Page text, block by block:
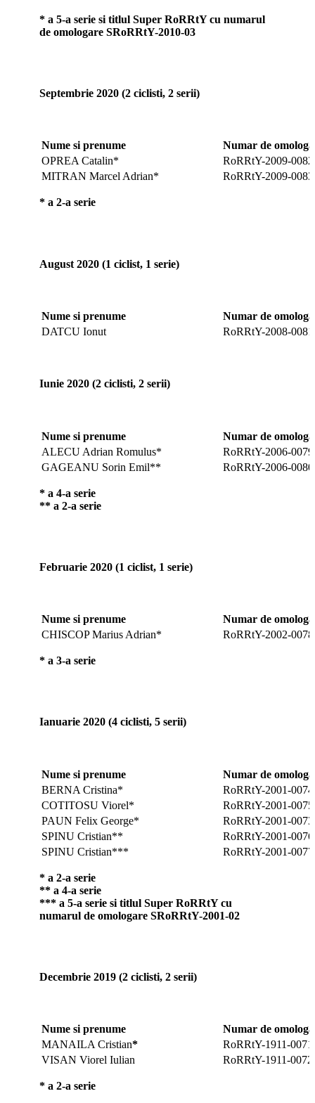
* a 5-a serie si titlul Super RoRRtY cu numarul
de omologare SRoRRtY-2010-03
Septembrie 2020 (2 ciclisti, 2 serii)
Nume si prenume
Numar de
OPREA Catalin*
RoRRtY-2009-0082
MITRAN Marcel Adrian*
RoRRtY-2009-0083
* a 2-a serie
August 2020 (1 ciclist, 1 serie)
Nume si prenume
Numar de
DATCU Ionut
RoRRtY-2008-0081
Iunie 2020 (2 ciclisti, 2 serii)
Nume si prenume
Numar de
ALECU Adrian Romulus*
RoRRtY-2006-0079
GAGEANU Sorin Emil**
RoRRtY-2006-0080
* a 4-a serie
** a 2-a serie
Februarie 2020 (1 ciclist, 1 serie)
Nume si prenume
Numar de
CHISCOP Marius Adrian*
RoRRtY-2002-0078
* a 3-a serie
Ianuarie 2020 (4 ciclisti, 5 serii)
Nume si prenume
Numar de
BERNA Cristina*
RoRRtY-2001-0074
COTITOSU Viorel*
RoRRtY-2001-0075
PAUN Felix George*
RoRRtY-2001-0073
SPINU Cristian**
RoRRtY-2001-0076
SPINU Cristian***
RoRRtY-2001-0077
* a 2-a serie
** a 4-a serie
*** a 5-a serie si titlul Super RoRRtY cu
numarul de omologare SRoRRtY-2001-02
Decembrie 2019 (2 ciclisti, 2 serii)
Nume si prenume
Numar de
MANAILA Cristian*
RoRRtY-1911-0071
VISAN Viorel Iulian
RoRRtY-1911-0072
* a 2-a serie